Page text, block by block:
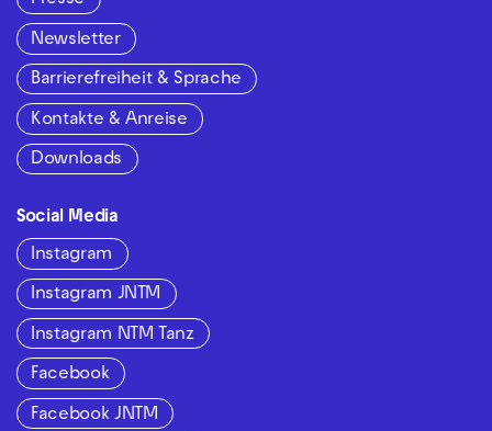
Newsletter
Barrierefreiheit & Sprache
Kontakte & Anreise
Downloads
Social Media
Instagram
Instagram JNTM
Instagram NTM Tanz
Facebook
Facebook JNTM